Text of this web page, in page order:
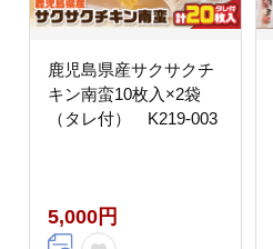
鹿児島県産サクサクチ
キン南蛮10枚入×2袋
（タレ付） K219-003
5,000円